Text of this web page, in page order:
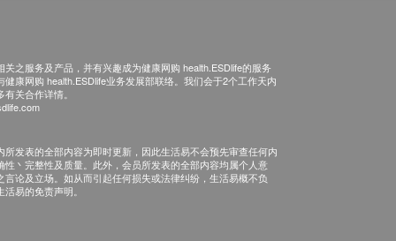
关之服务及产品，并有兴趣成为健康网购 health.ESDlife的服务
健康网购 health.ESDlife业务发展部联络。我们会于2个工作天内
关合作详情。
所发表的全部内容为即时更新，因此生活易不会预先审查任何内
性丶完整性及质量。此外，会员所发表的全部内容均属个人意
言论及立场。如从而引起任何损失或法律纠纷，生活易概不负
易的免责声明。